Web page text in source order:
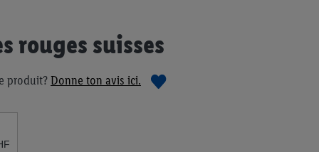
rouges suisses
produit?Donne ton avis ici.